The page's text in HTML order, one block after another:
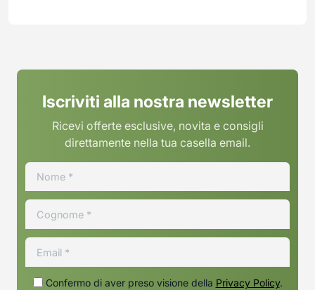
Iscriviti alla nostra newsletter
Ricevi offerte esclusive, novita e consigli
direttamente nella tua casella email.
Confermo di aver preso visione della Privacy Policy.